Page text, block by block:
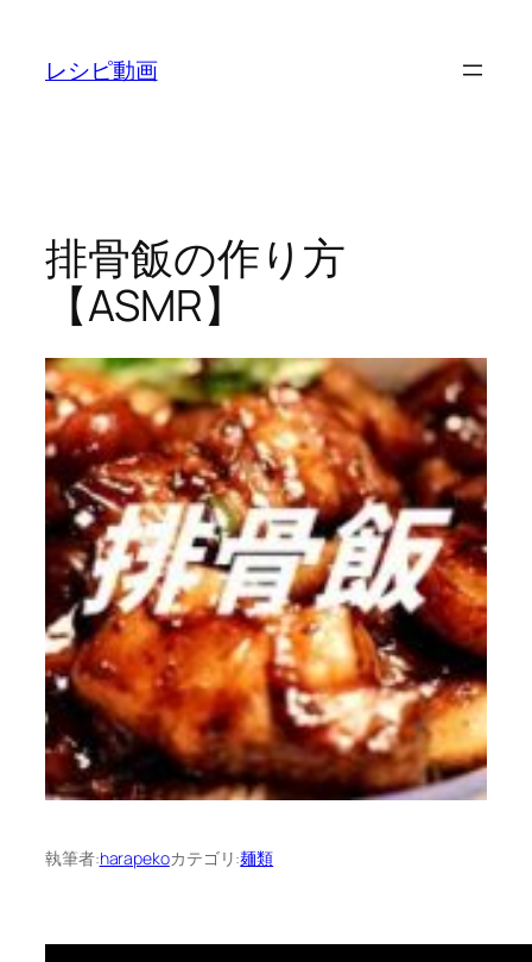
レシピ動画
排骨飯の作り方
【ASMR】
執筆者:harapekoカテゴリ:麺類